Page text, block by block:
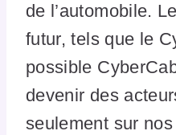
de l’automobile.
futur, tels que le
possible
devenir des
seulement sur